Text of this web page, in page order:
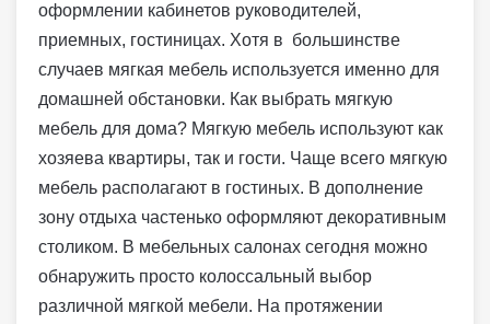
оформлении кабинетов руководителей,
приемных, гостиницах. Хотя в большинстве
случаев мягкая мебель используется именно для
домашней обстановки. Как выбрать мягкую
мебель для дома? Мягкую мебель используют как
хозяева квартиры, так и гости. Чаще всего мягкую
мебель располагают в гостиных. В дополнение
зону отдыха частенько оформляют декоративным
столиком. В мебельных салонах сегодня можно
обнаружить просто колоссальный выбор
различной мягкой мебели. На протяжении